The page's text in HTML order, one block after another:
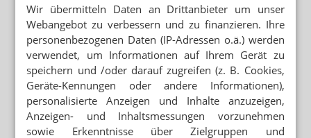
Wir übermitteln Daten an Drittanbieter um unser
Webangebot zu verbessern und zu finanzieren. Ihre
personenbezogenen Daten (IP-Adressen o.ä.) werden
verwendet, um Informationen auf Ihrem Gerät zu
speichern und /oder darauf zugreifen (z. B. Cookies,
Geräte-Kennungen oder andere Informationen),
personalisierte Anzeigen und Inhalte anzuzeigen,
Anzeigen- und Inhaltsmessungen vorzunehmen
sowie Erkenntnisse über Zielgruppen und
WHO zu Ebola: „Wir hinken hinterher!“
BUNDIBUGYO-VIRUS
Ebola-Variante: Moderna will Impfstoff
entwickeln
EBOLA-AUSBRUCH IM KONGO
WHO-Chef fordert bessere Koordination